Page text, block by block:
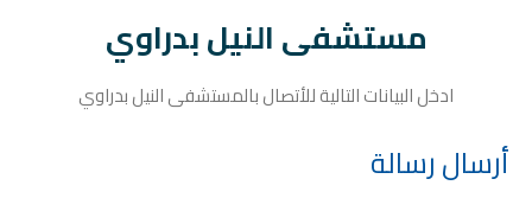
مستشفى النيل بدراوي
ادخل البيانات التالية للأتصال بالمستشفى النيل بدراوي
أرسال رسالة